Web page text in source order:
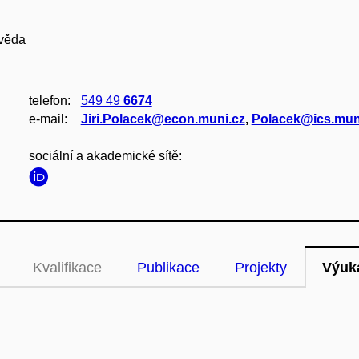
telefon: 549 49 6674
e‑mail:
Jiri.Polacek@econ.muni.cz,
sociální a akademické sítě:
Kvalifikace Publikace Projekty